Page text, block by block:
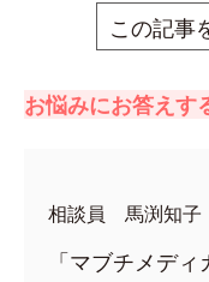
この記事
お悩みにお答えす
相談員 馬渕知子
「マブチメデ